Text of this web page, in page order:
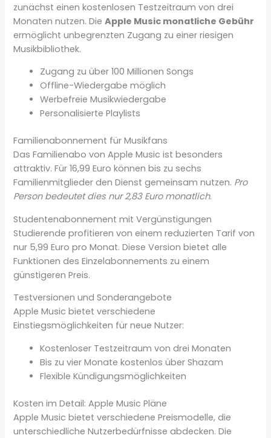
zunächst einen kostenlosen Testzeitraum von drei
Monaten nutzen. DieApple Music monatliche Gebühr
ermöglicht unbegrenzten Zugang zu einer riesigen
Musikbibliothek.
Zugang zu über 100 Millionen Songs
Offline-Wiedergabe möglich
Werbefreie Musikwiedergabe
Personalisierte Playlists
Familienabonnement für Musikfans
Das Familienabo von Apple Music ist besonders
attraktiv. Für 16,99 Euro können bis zu sechs
Familienmitglieder den Dienst gemeinsam nutzen. Pro
Person bedeutet dies nur 2,83 Euro monatlich.
Studentenabonnement mit Vergünstigungen
Studierende profitieren von einem reduzierten Tarif von
nur 5,99 Euro pro Monat. Diese Version bietet alle
Funktionen des Einzelabonnements zu einem
günstigeren Preis.
Testversionen und Sonderangebote
Apple Music bietet verschiedene
Einstiegsmöglichkeiten für neue Nutzer:
Kostenloser Testzeitraum von drei Monaten
Bis zu vier Monate kostenlos über Shazam
Flexible Kündigungsmöglichkeiten
Kosten im Detail: Apple Music Pläne
Apple Music bietet verschiedene Preismodelle, die
unterschiedliche Nutzerbedürfnisse abdecken. Die